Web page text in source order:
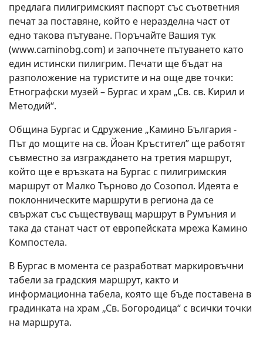
предлага пилигримският паспорт със съответния
печат за поставяне, който е неразделна част от
едно такова пътуване. Поръчайте Вашия тук
(www.caminobg.com) и започнете пътуването като
един истински пилигрим. Печати ще бъдат на
разположение на туристите и на още две точки:
Етнографски музей – Бургас и храм „Св. св. Кирил и
Методий“.
Община Бургас и Сдружение „Камино България -
Път до мощите на св. Йоан Кръстител” ще работят
съвместно за изграждането на третия маршрут,
който ще е връзката на Бургас с пилигримския
маршрут от Малко Търново до Созопол. Идеята е
поклонническите маршрути в региона да се
свържат със съществуващ маршрут в Румъния и
така да станат част от европейската мрежа Камино
Компостела.
В Бургас в момента се разработват маркировъчни
табели за градския маршрут, както и
информационна табела, която ще бъде поставена в
градинката на храм „Св. Богородица“ с всички точки
на маршрута.